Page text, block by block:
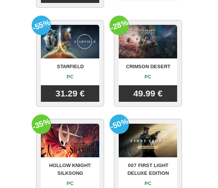
STARFIELD
PC
31.29 €
-55%
CRIMSON DESERT
PC
49.99 €
-28%
HOLLOW KNIGHT:
SILKSONG
PC
-35%
007 FIRST LIGHT
DELUXE EDITION
PC
-50%